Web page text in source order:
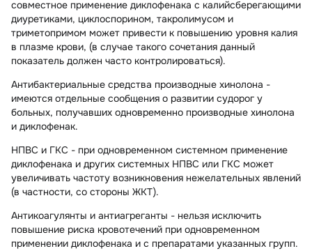
совместное применение диклофенака с калийсберегающими
диуретиками, циклоспорином, такролимусом и
триметопримом может привести к повышению уровня калия
в плазме крови, (в случае такого сочетания данный
показатель должен часто контролироваться).
Антибактериальные средства производные хинолона -
имеются отдельные сообщения о развитии судорог у
больных, получавших одновременно производные хинолона
и диклофенак.
НПВС и ГКС - при одновременном системном применение
диклофенака и других системных НПВС или ГКС может
увеличивать частоту возникновения нежелательных явлений
(в частности, со стороны ЖКТ).
Антикоагулянты и антиагреганты - нельзя исключить
повышение риска кровотечений при одновременном
применении диклофенака и с препаратами указанных групп.